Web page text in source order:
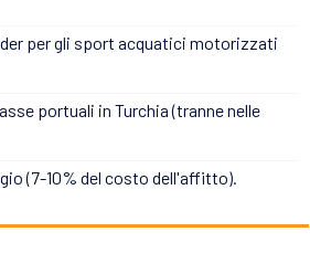
per gli sport acquatici motorizzati
portuali in Turchia (tranne nelle
(7-10% del costo dell'affitto).